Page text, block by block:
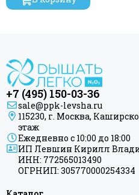
+7 (495) 150-03-36
sale@ppk-levsha.ru
115230, г. Москва,
этаж
Ежедневно с 10:00 до 18:00
ИП Левшин Кирилл
ИНН: 772565013490
ОГРНИП: 305770000254334